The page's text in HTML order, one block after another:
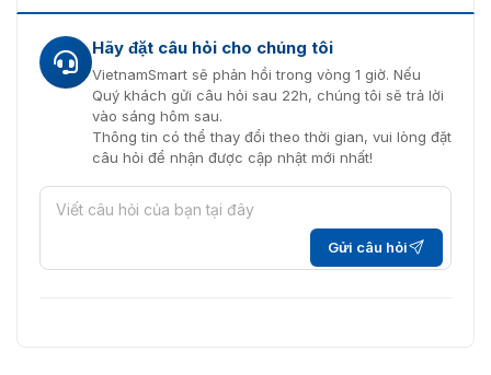
Hãy đặt câu hỏi cho chúng tôi
VietnamSmart sẽ phản hồi trong vòng 1 giờ. Nếu
Quý khách gửi câu hỏi sau 22h, chúng tôi sẽ trả lời
vào sáng hôm sau.
Thông tin có thể thay đổi theo thời gian, vui lòng đặt
câu hỏi để nhận được cập nhật mới nhất!
Gửi câu hỏi